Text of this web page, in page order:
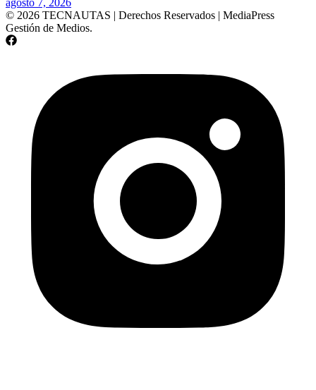
© 2026 TECNAUTAS | Derechos Reservados | MediaPress
Gestión de Medios.